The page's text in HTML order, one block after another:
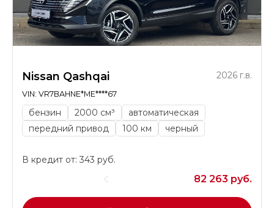
Nissan Qashqai 2026 г.в.
VIN: VR7BAHNE*ME****67
бензин 2000 см³
автоматическая
передний привод
100 км черный
В кредит от: 343 руб.
82 263 руб.